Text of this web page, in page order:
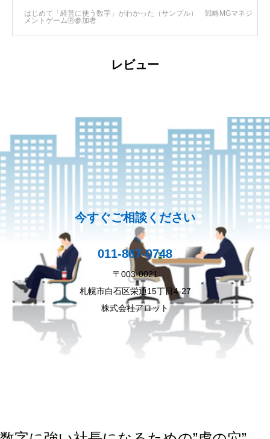
はじめて「経営に使う数字」がわかった（サンプル）
戦略MGマネジ
メントゲームⓇ参加者
レビュー
今すぐご相談ください
011-867-0748
〒003-0021
札幌市白石区栄通15丁目4-27
株式会社アロット